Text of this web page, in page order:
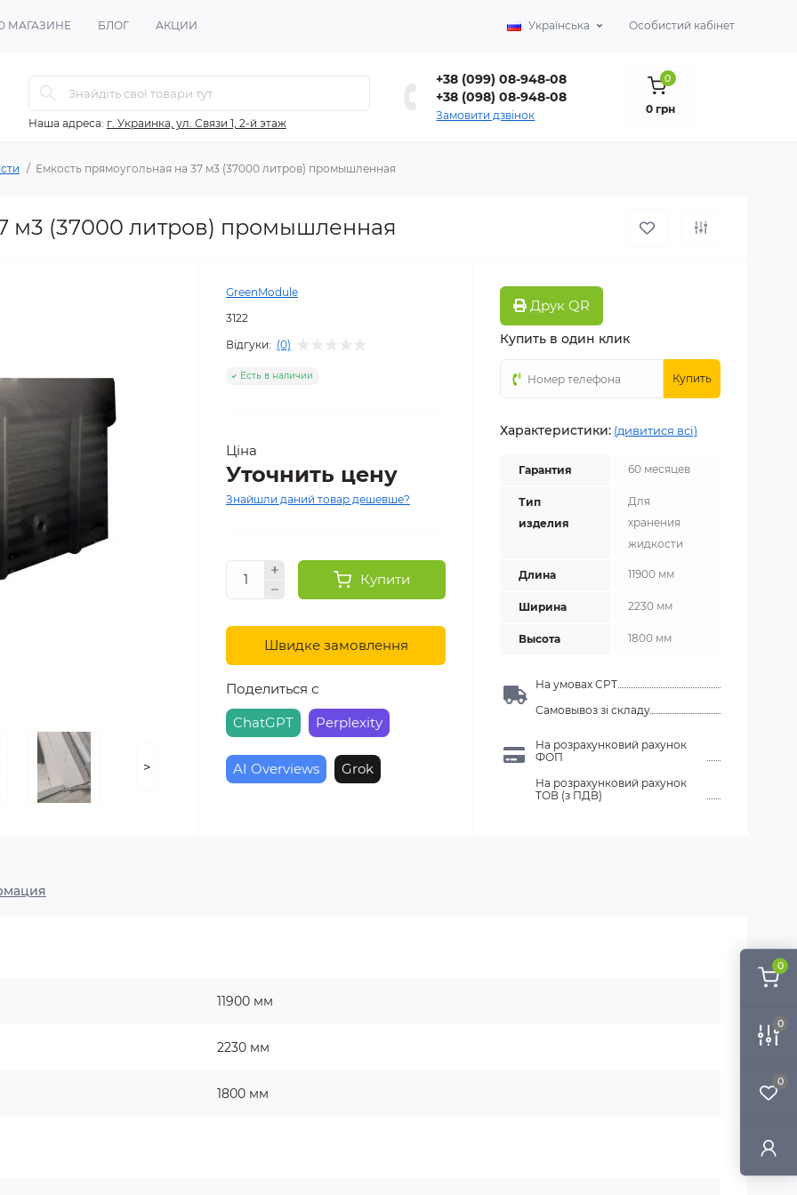
0
0
0
МАГАЗИНЕ БЛОГ АКЦИИ Українська Особистий кабінет
Наша адреса: г. Украинка, ул. Связи 1, 2-й этаж
+38 (099) 08-948-08
+38 (098) 08-948-08
Замовити дзвінок
0
0 грн
Емкость прямоугольная на 37 м3 (37000 литров) промышленная
м3 (37000 литров) промышленная
>
GreenModule
3122
Відгуки: (0)
Есть в наличии
Ціна
Уточнить цену
Знайшли даний товар дешевше?
Купити
Швидке замовлення
Поделиться с
ChatGPT
Perplexity
AI Overviews Grok
Друк QR
Купить в один клик
Купить
Характеристики: (дивитися всі)
Гарантия 60 месяцев
Тип
изделия
Для
хранения
жидкости
Длина 11900 мм
Ширина 2230 мм
Высота 1800 мм
На умовах CPT
Самовывоз зі складу
На розрахунковий рахунок
ФОП
На розрахунковий рахунок
ТОВ (з ПДВ)
11900 мм
2230 мм
1800 мм